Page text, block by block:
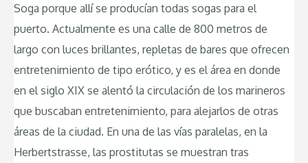
Soga porque allí se producían todas sogas para el
puerto. Actualmente es una calle de 800 metros de
largo con luces brillantes, repletas de bares que ofrecen
entretenimiento de tipo erótico, y es el área en donde
en el siglo XIX se alentó la circulación de los marineros
que buscaban entretenimiento, para alejarlos de otras
áreas de la ciudad. En una de las vías paralelas, en la
Herbertstrasse, las prostitutas se muestran tras